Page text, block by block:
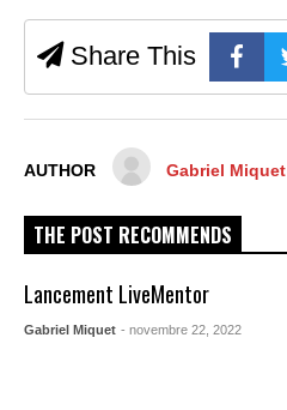
Share This
AUTHOR Gabriel Miquet
THE POST RECOMMENDS
Lancement LiveMentor
Gabriel Miquet - novembre 22, 2022